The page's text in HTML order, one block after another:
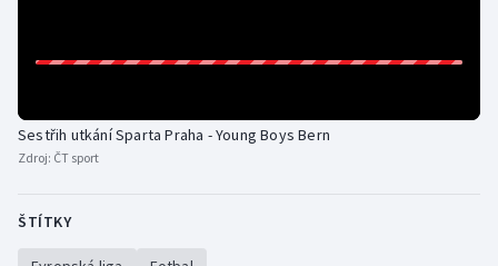
Sestřih utkání Sparta Praha - Young Boys Bern
Zdroj: ČT sport
ŠTÍTKY